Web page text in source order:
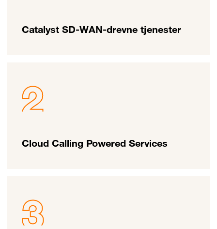
Catalyst SD-WAN-drevne tjenester
Cloud Calling Powered Services